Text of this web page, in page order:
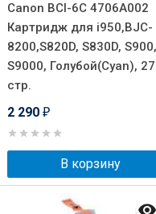
Canon BCI-6С 4706A002
Картридж для i950,BJC-
8200,S820D, S830D, S900,
S9000, Голубой(Cyan),
стр.
2 290 ₽
В корзину